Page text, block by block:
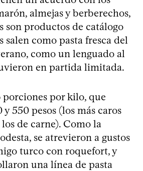
almejas y berberechos,
son productos de catálogo
salen como pasta fresca del
como un lenguado al
en partida limitada.
por kilo, que
550 pesos (los más caros
de carne). Como la
se atrevieron a gustos
turco con roquefort, y
una línea de pasta